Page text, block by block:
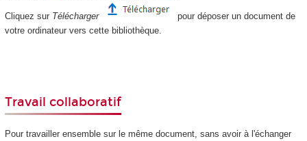
Cliquez sur Télécharger
pour déposer un document de
votre ordinateur vers cette bibliothèque.
Travail collaboratif
Pour travailler ensemble sur le même document, sans avoir à l'échanger